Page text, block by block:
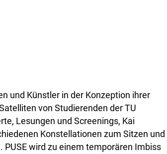
und Künstler in der Konzeption ihrer
von Studierenden der TU
Lesungen und Screenings, Kai
Konstellationen zum Sitzen und
PUSE wird zu einem temporären Imbiss